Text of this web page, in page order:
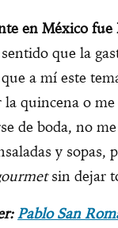
en México fue
que la
a mí este
quincena o
de boda, no
y sopas,
sin dejar
Pablo San